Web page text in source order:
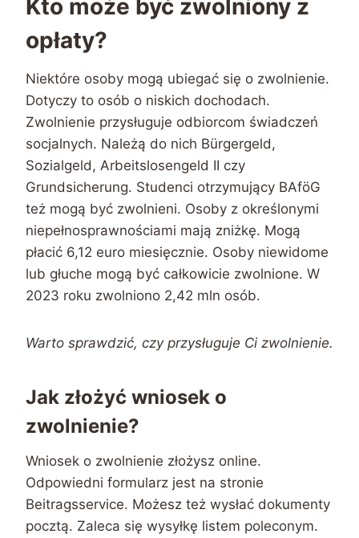
Kto może być zwolniony z
opłaty?
Niektóre osoby mogą ubiegać się o zwolnienie.
Dotyczy to osób o niskich dochodach.
Zwolnienie przysługuje odbiorcom świadczeń
socjalnych. Należą do nich Bürgergeld,
Sozialgeld, Arbeitslosengeld II czy
Grundsicherung. Studenci otrzymujący BAföG
też mogą być zwolnieni. Osoby z określonymi
niepełnosprawnościami mają zniżkę. Mogą
płacić 6,12 euro miesięcznie. Osoby niewidome
lub głuche mogą być całkowicie zwolnione. W
2023 roku zwolniono 2,42 mln osób.
Warto sprawdzić, czy przysługuje Ci zwolnienie.
Jak złożyć wniosek o
zwolnienie?
Wniosek o zwolnienie złożysz online.
Odpowiedni formularz jest na stronie
Beitragsservice. Możesz też wysłać dokumenty
pocztą. Zaleca się wysyłkę listem poleconym.